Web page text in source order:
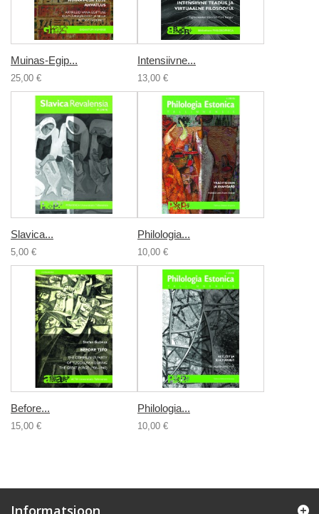
Muinas-Egip...
25,00 €
Intensiivne...
13,00 €
Slavica...
5,00 €
Philologia...
10,00 €
Before...
15,00 €
Philologia...
10,00 €
Informatsioon